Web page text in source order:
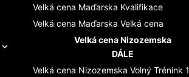
Velká cena Maďarska Kvalifikace
Velká cena Maďarska Velká cena
Velká cena Nizozemska
DÁLE
Velká cena Nizozemska Volný Trénink 1